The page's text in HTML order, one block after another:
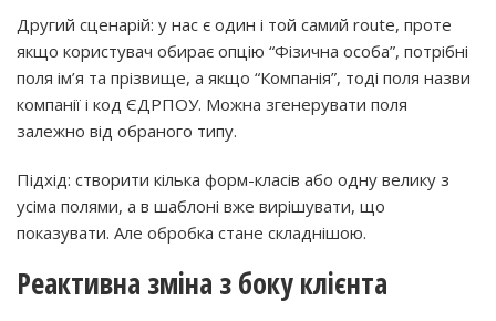
Другий сценарій: у нас є один і той самий route, проте
якщо користувач обирає опцію “Фізична особа”, потрібні
поля ім’я та прізвище, а якщо “Компанія”, тоді поля назви
компанії і код ЄДРПОУ. Можна згенерувати поля
залежно від обраного типу.
Підхід: створити кілька форм-класів або одну велику з
усіма полями, а в шаблоні вже вирішувати, що
показувати. Але обробка стане складнішою.
Реактивна зміна з боку клієнта